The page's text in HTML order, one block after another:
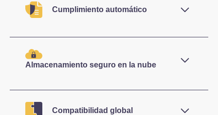
escáneres físicos y sin cambiar entre múltiples
Cumplimiento automático
Cumpla instantáneamente con los requisitos de
Almacenamiento seguro en la nube
Cifrados, con sello de tiempo y accesibles solo
Compatibilidad global